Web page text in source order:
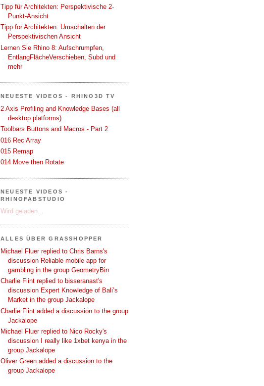
Tipp für Architekten: Perspektivische 2-
Punkt-Ansicht
Tipp for Architekten: Umschalten der
Perspektivischen Ansicht
Lernen Sie Rhino 8: Aufschrumpfen,
EntlangFlächeVerschieben, Subd und
mehr
NEUESTE VIDEOS - RHINO3D TV
2 Axis Profiling and Knowledge Bases (all
desktop platforms)
Toolbars Buttons and Macros - Part 2
016 Rec Array
015 Remap
014 Move then Rotate
NEUESTE VIDEOS -
RHINOFABSTUDIO
Wird geladen...
ALLES ÜBER GRASSHOPPER
Michael Fluer replied to Chris Barns's
discussion Reliable mobile app for
gambling in the group GeometryBin
Charlie Flint replied to bisseranast's
discussion Expert Knowledge of Bali’s
Market in the group Jackalope
Charlie Flint added a discussion to the group
Jackalope
Michael Fluer replied to Nico Rocky's
discussion I really like 1xbet kenya in the
group Jackalope
Oliver Green added a discussion to the
group Jackalope